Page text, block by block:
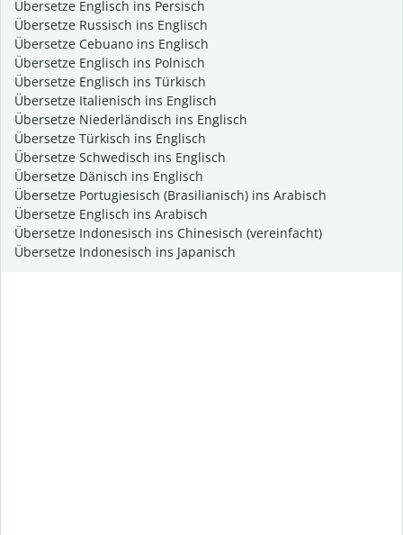
Übersetze Englisch ins Persisch
Übersetze Russisch ins Englisch
Übersetze Cebuano ins Englisch
Übersetze Englisch ins Polnisch
Übersetze Englisch ins Türkisch
Übersetze Italienisch ins Englisch
Übersetze Niederländisch ins Englisch
Übersetze Türkisch ins Englisch
Übersetze Schwedisch ins Englisch
Übersetze Dänisch ins Englisch
Übersetze Portugiesisch (Brasilianisch) ins Arabisch
Übersetze Englisch ins Arabisch
Übersetze Indonesisch ins Chinesisch (vereinfacht)
Übersetze Indonesisch ins Japanisch